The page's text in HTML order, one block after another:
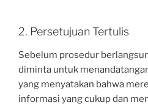
2. Persetujuan Tertulis
Sebelum prosedur
diminta untuk
yang menyatakan bahwa
informasi yang cukup dan